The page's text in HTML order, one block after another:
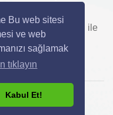
Bu web sitesi
ve web
sağlamak
tıklayın
Kabul Et!
internette "sizi
aracılığı ile
Reserved.